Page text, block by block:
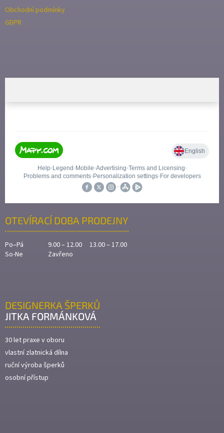
Obchodní podmínky
GDPR
OTEVÍRACÍ DOBA PRODEJNY
Po–Pá
9.00 – 12.00 13.00 – 17.00
So-Ne
Zavřeno
DESIGNERKA ŠPERKŮ
JITKA FORMÁNKOVÁ
30 let praxe v oboru
vlastní zlatnická dílna
ruční výroba šperků
osobní přístup